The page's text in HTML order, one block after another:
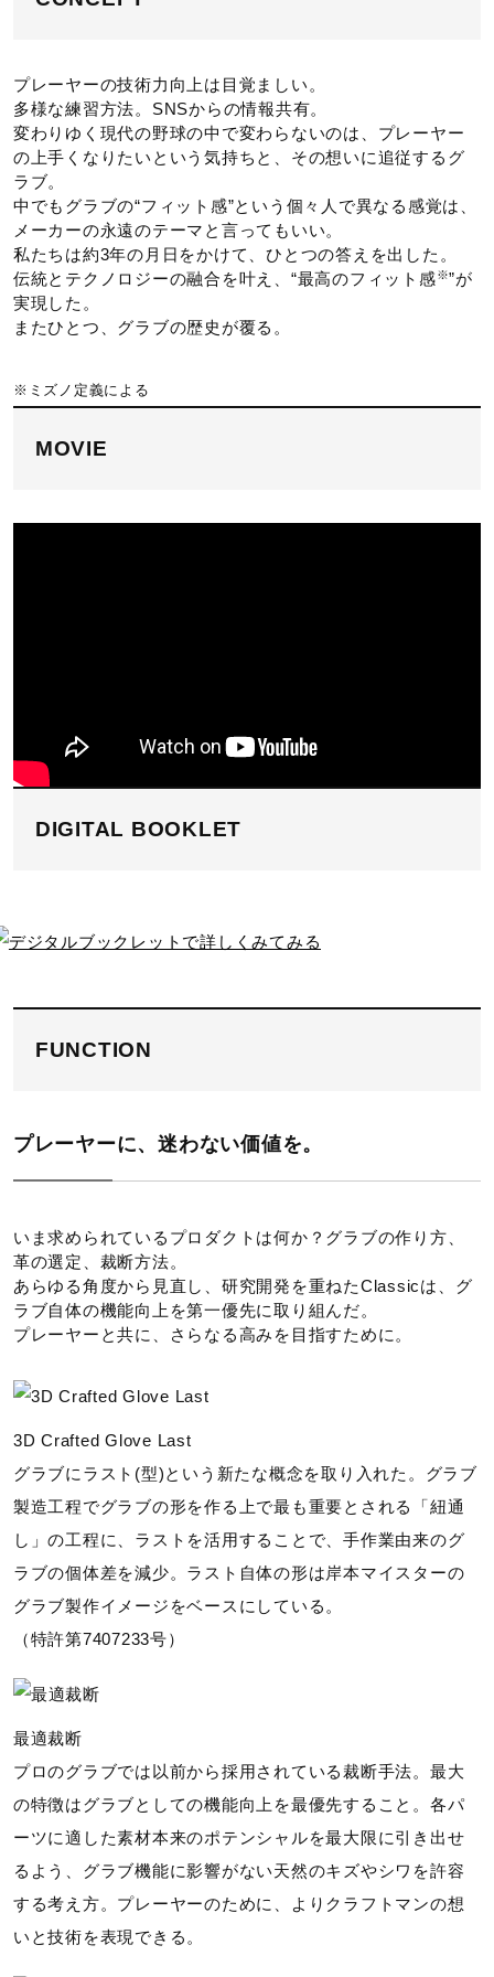
発売シーズン
2025年春夏
プレーヤーの技術力向上は目覚ましい。
多様な練習方法。SNSからの情報共有。
変わりゆく現代の野球の中で変わらないのは、プレーヤー
の上手くなりたいという気持ちと、その想いに追従するグ
ラブ。
中でもグラブの“フィット感”という個々人で異なる感覚は、
メーカーの永遠のテーマと言ってもいい。
私たちは約3年の月日をかけて、ひとつの答えを出した。
伝統とテクノロジーの融合を叶え、“最高のフィット感※”が
実現した。
またひとつ、グラブの歴史が覆る。
※ミズノ定義による
MOVIE
DIGITAL BOOKLET
FUNCTION
プレーヤーに、迷わない価値を。
いま求められているプロダクトは何か？グラブの作り方、
革の選定、裁断方法。
あらゆる角度から見直し、研究開発を重ねたClassicは、グ
ラブ自体の機能向上を第一優先に取り組んだ。
プレーヤーと共に、さらなる高みを目指すために。
3D Crafted Glove Last
グラブにラスト(型)という新たな概念を取り入れた。グラブ
製造工程でグラブの形を作る上で最も重要とされる「紐通
し」の工程に、ラストを活用することで、手作業由来のグ
ラブの個体差を減少。ラスト自体の形は岸本マイスターの
グラブ製作イメージをベースにしている。
（特許第7407233号）
最適裁断
プロのグラブでは以前から採用されている裁断手法。最大
の特徴はグラブとしての機能向上を最優先すること。各パ
ーツに適した素材本来のポテンシャルを最大限に引き出せ
るよう、グラブ機能に影響がない天然のキズやシワを許容
する考え方。プレーヤーのために、よりクラフトマンの想
いと技術を表現できる。